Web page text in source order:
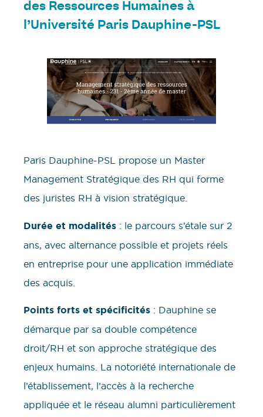
des Ressources Humaines à
l’Université Paris Dauphine-PSL
Paris Dauphine-PSL propose un Master
Management Stratégique des RH qui forme
des juristes RH à vision stratégique.
Durée et modalités : le parcours s’étale sur 2
ans, avec alternance possible et projets réels
en entreprise pour une application immédiate
des acquis.
Points forts et spécificités : Dauphine se
démarque par sa double compétence
droit/RH et son approche stratégique des
enjeux humains. La notoriété internationale de
l’établissement, l’accès à la recherche
appliquée et le réseau alumni particulièrement